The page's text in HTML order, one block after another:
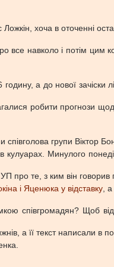
хоча в оточенні
навколо і потім цим
а до нової
робити прогнози
групи Віктор
Минулого
те, з ким він говорив
і Яценюка у відставку ,
співгромадян? Щоб
а її текст написали в